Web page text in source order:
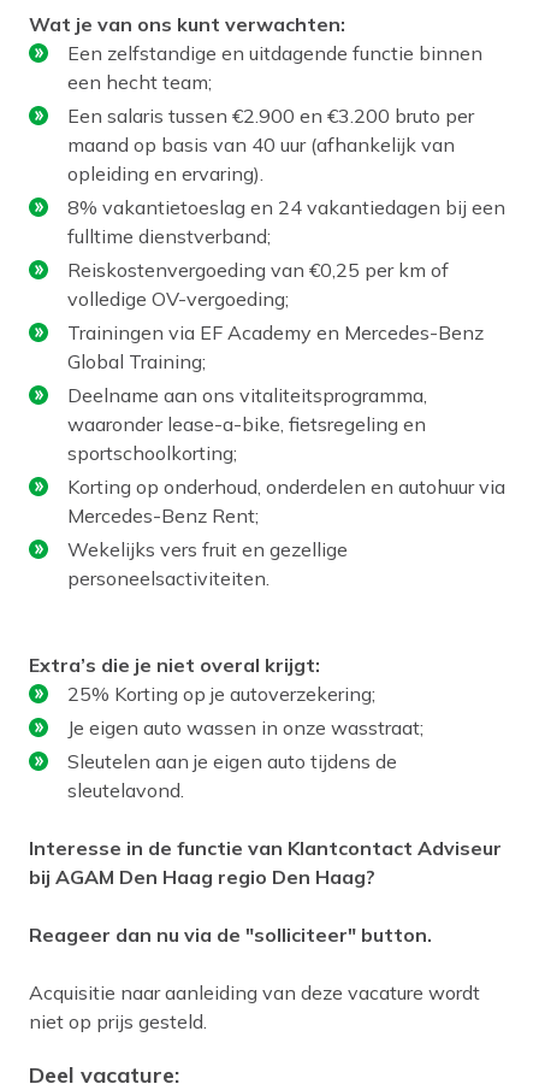
Wat je van ons kunt verwachten:
Een zelfstandige en uitdagende functie binnen
een hecht team;
Een salaris tussen €2.900 en €3.200 bruto per
maand op basis van 40 uur (afhankelijk van
opleiding en ervaring).
8% vakantietoeslag en 24 vakantiedagen bij een
fulltime dienstverband;
Reiskostenvergoeding van €0,25 per km of
volledige OV-vergoeding;
Trainingen via EF Academy en Mercedes-Benz
Global Training;
Deelname aan ons vitaliteitsprogramma,
waaronder lease-a-bike, fietsregeling en
sportschoolkorting;
Korting op onderhoud, onderdelen en autohuur via
Mercedes-Benz Rent;
Wekelijks vers fruit en gezellige
personeelsactiviteiten.
Extra’s die je niet overal krijgt:
25% Korting op je autoverzekering;
Je eigen auto wassen in onze wasstraat;
Sleutelen aan je eigen auto tijdens de
sleutelavond.
Interesse in de functie van Klantcontact Adviseur
bij AGAM Den Haag regio Den Haag?
Reageer dan nu via de "solliciteer" button.
Acquisitie naar aanleiding van deze vacature wordt
niet op prijs gesteld.
Deel vacature: